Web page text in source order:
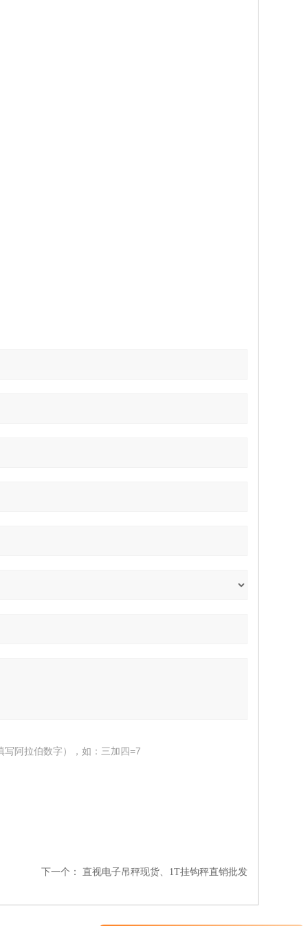
写阿拉伯数字），如：三加四=7
下一个： 直视电子吊秤现货、1T挂钩秤直销批发